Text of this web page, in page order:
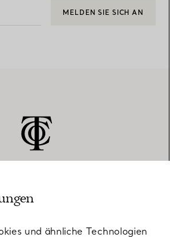
MELDEN SIE SICH AN
und ähnliche Technologien